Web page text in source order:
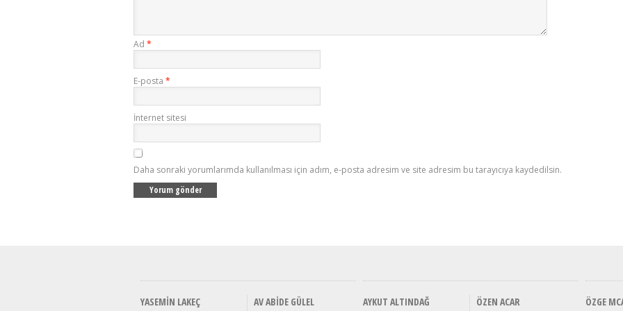
Ad *
E-posta *
İnternet sitesi
Daha sonraki yorumlarımda kullanılması için adım, e-posta adresim ve site adresim bu tarayıcıya kaydedilsin.
YASEMIN LAKEÇ AV ABIDE GÜLEL AYKUT ALTINDAĞ ÖZEN ACAR ÖZGE